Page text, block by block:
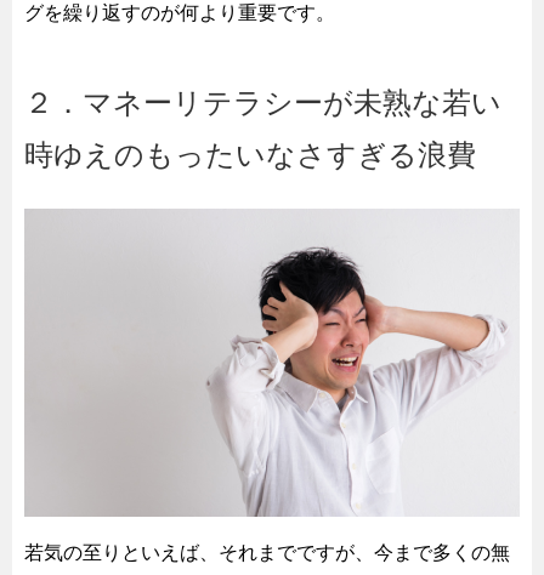
グを繰り返すのが何より重要です。
２．マネーリテラシーが未熟な若い
時ゆえのもったいなさすぎる浪費
若気の至りといえば、それまでですが、今まで多くの無